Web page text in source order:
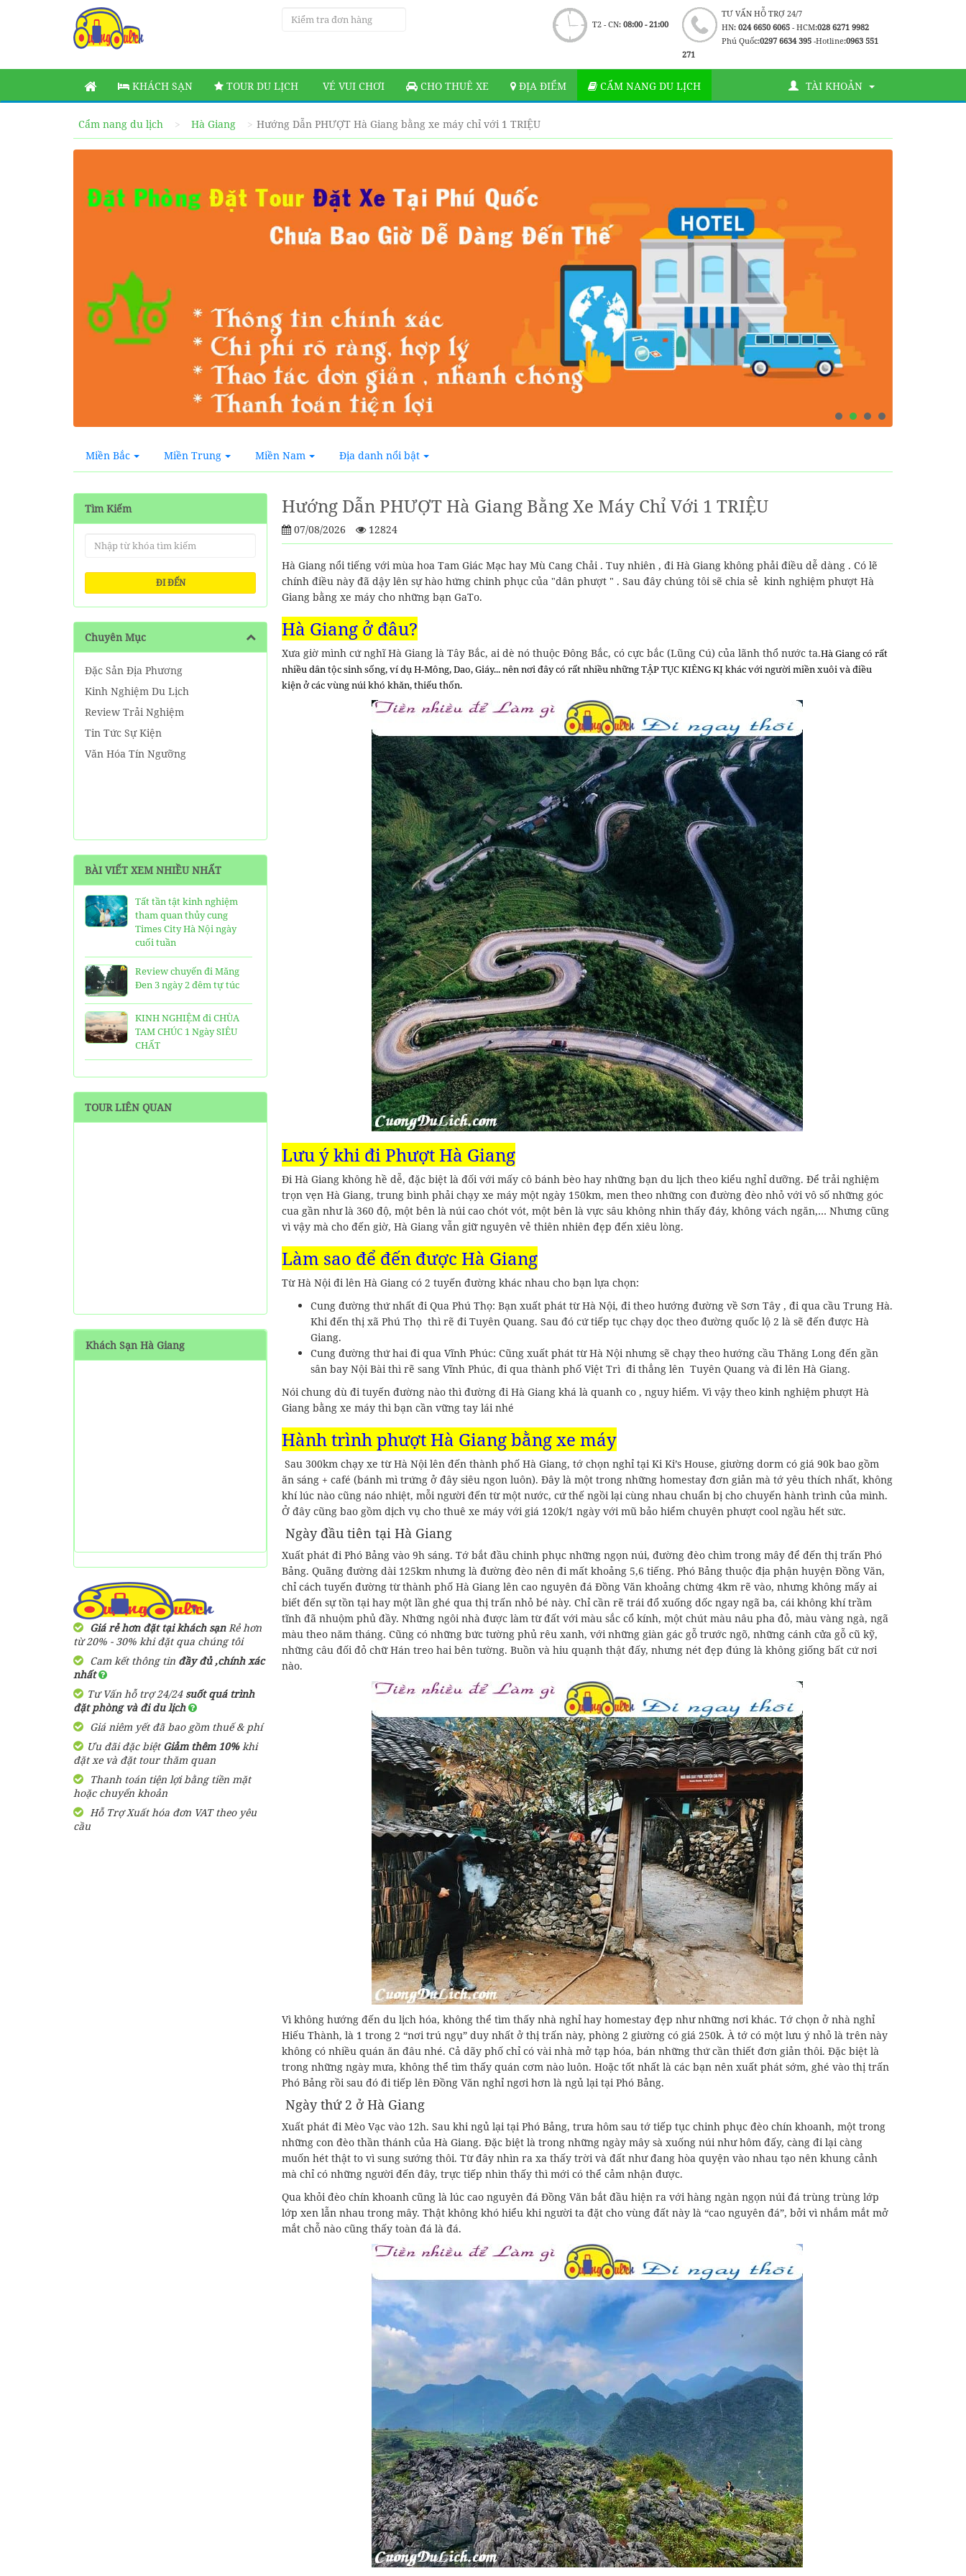
TƯ VẤN HỖ TRỢ 24/7
HN: 024 6650 6065- HCM:028 6271 9982
Phú Quốc:0297 6634 395 -Hotline:0963 551
271
T2 - CN: 08:00 - 21:00
KHÁCH SẠN TOUR DU LỊCH VÉ VUI CHƠI CHO THUÊ XE ĐỊA ĐIỂM CẨM NANG DU LỊCH TÀI KHOẢN
Cẩm nang du lịch Hà Giang Hướng Dẫn PHƯỢT Hà Giang bằng xe máy chỉ với 1 TRIỆU
Miền Bắc Miền Trung Miền Nam Địa danh nổi bật
Tìm Kiếm
ĐI ĐẾN
Chuyên Mục
Đặc Sản Địa Phương
Kinh Nghiệm Du Lịch
Review Trải Nghiệm
Tin Tức Sự Kiện
Văn Hóa Tín Ngưỡng
BÀI VIẾT XEM NHIỀU NHẤT
Tất tần tật kinh nghiệm
tham quan thủy cung
Times City Hà Nội ngày
cuối tuần
Review chuyến đi Măng
Đen 3 ngày 2 đêm tự túc
KINH NGHIỆM đi CHÙA
TAM CHÚC 1 Ngày SIÊU
CHẤT
25 Ngôi Chùa ở Sài Gòn
TOP 16 địa điểm du lịch
Măng Đen tự túc từ A-Z
HƯỚNG DẪN đi phượt Đảo
Thạnh An - Cần Giờ - Hồ
TOUR LIÊN QUAN
Khách Sạn Hà Giang
Giá rẻ hơn đặt tại khách sạnRẻ hơn
từ 20% - 30% khi đặt qua chúng tôi
Cam kết thông tin đầy đủ ,chính xác
nhất
Tư Vấn hỗ trợ 24/24 suốt quá trình
đặt phòng và đi du lịch
Giá niêm yết đã bao gồm thuế & phí
Ưu đãi đặc biệtGiảm thêm 10%khi
đặt xe và đặt tour thăm quan
Thanh toán tiện lợi bằng tiền mặt
hoặc chuyển khoản
Hỗ Trợ Xuất hóa đơn VAT theo yêu
cầu
Hướng Dẫn PHƯỢT Hà Giang Bằng Xe Máy Chỉ Với 1 TRIỆU
07/08/2026 12824
Hà Giang nổi tiếng với mùa hoa Tam Giác Mạc hay Mù Cang Chải . Tuy nhiên , đi Hà Giang không phải điều dễ dàng . Có lẽ
chính điều này đã dậy lên sự hào hứng chinh phục của "dân phượt " . Sau đây chúng tôi sẽ chia sẻ kinh nghiệm phượt Hà
Giang bằng xe máy cho những bạn GaTo.
Hà Giang ở đâu?
Xưa giờ mình cứ nghĩ Hà Giang là Tây Bắc, ai dè nó thuộc Đông Bắc, có cực bắc (Lũng Cú) của lãnh thổ nước ta.Hà Giang có rất
nhiều dân tộc sinh sống, ví dụ H-Mông, Dao, Giáy... nên nơi đây có rất nhiều những TẬP TỤC KIÊNG KỊ khác với người miền xuôi và điều
kiện ở các vùng núi khó khăn, thiếu thốn.
Lưu ý khi đi Phượt Hà Giang
Đi Hà Giang không hề dễ, đặc biệt là đối với mấy cô bánh bèo hay những bạn du lịch theo kiểu nghỉ dưỡng. Để trải nghiệm
trọn vẹn Hà Giang, trung bình phải chạy xe máy một ngày 150km, men theo những con đường đèo nhỏ với vô số những góc
cua gần như là 360 độ, một bên là núi cao chót vót, một bên là vực sâu không nhìn thấy đáy, không vách ngăn,… Nhưng cũng
vì vậy mà cho đến giờ, Hà Giang vẫn giữ nguyên vẻ thiên nhiên đẹp đến xiêu lòng.
Làm sao để đến được Hà Giang
Từ Hà Nội đi lên Hà Giang có 2 tuyến đường khác nhau cho bạn lựa chọn:
Cung đường thứ nhất đi Qua Phú Thọ: Bạn xuất phát từ Hà Nội, đi theo hướng đường về Sơn Tây , đi qua cầu Trung Hà.
Khi đến thị xã Phú Thọ thì rẽ đi Tuyên Quang. Sau đó cứ tiếp tục chạy dọc theo đường quốc lộ 2 là sẽ đến được Hà
Giang.
Cung đường thứ hai đi qua Vĩnh Phúc: Cũng xuất phát từ Hà Nội nhưng sẽ chạy theo hướng cầu Thăng Long đến gần
sân bay Nội Bài thì rẽ sang Vĩnh Phúc, đi qua thành phố Việt Trì đi thẳng lên Tuyên Quang và đi lên Hà Giang.
Nói chung dù đi tuyến đường nào thì đường đi Hà Giang khá là quanh co , nguy hiểm. Vì vậy theo kinh nghiệm phượt Hà
Giang bằng xe máy thì bạn cần vững tay lái nhé
Hành trình phượt Hà Giang bằng xe máy
Sau 300km chạy xe từ Hà Nội lên đến thành phố Hà Giang, tớ chọn nghỉ tại Ki Ki’s House, giường dorm có giá 90k bao gồm
ăn sáng + café (bánh mì trứng ở đây siêu ngon luôn). Đây là một trong những homestay đơn giản mà tớ yêu thích nhất, không
khí lúc nào cũng náo nhiệt, mỗi người đến từ một nước, cứ thế ngồi lại cùng nhau chuẩn bị cho chuyến hành trình của mình.
Ở đây cũng bao gồm dịch vụ cho thuê xe máy với giá 120k/1 ngày với mũ bảo hiểm chuyên phượt cool ngầu hết sức.
Ngày đầu tiên tại Hà Giang
Xuất phát đi Phó Bảng vào 9h sáng. Tớ bắt đầu chinh phục những ngọn núi, đường đèo chìm trong mây để đến thị trấn Phó
Bảng. Quãng đường dài 125km nhưng là đường đèo nên đi mất khoảng 5,6 tiếng. Phó Bảng thuộc địa phận huyện Đồng Văn,
chỉ cách tuyến đường từ thành phố Hà Giang lên cao nguyên đá Đồng Văn khoảng chừng 4km rẽ vào, nhưng không mấy ai
biết đến sự tồn tại hay một lần ghé qua thị trấn nhỏ bé này. Chỉ cần rẽ trái đổ xuống dốc ngay ngã ba, cái không khí trầm
tĩnh đã nhuộm phủ đầy. Những ngôi nhà được làm từ đất với màu sắc cổ kính, một chút màu nâu pha đỏ, màu vàng ngà, ngã
màu theo năm tháng. Cũng có những bức tường phủ rêu xanh, với những giàn gác gỗ trước ngõ, những cánh cửa gỗ cũ kỹ,
những câu đối đỏ chữ Hán treo hai bên tường. Buồn và hiu quạnh thật đấy, nhưng nét đẹp đúng là không giống bất cứ nơi
nào.
Vì không hướng đến du lịch hóa, không thể tìm thấy nhà nghỉ hay homestay đẹp như những nơi khác. Tớ chọn ở nhà nghỉ
Hiếu Thành, là 1 trong 2 “nơi trú ngụ” duy nhất ở thị trấn này, phòng 2 giường có giá 250k. À tớ có một lưu ý nhỏ là trên này
không có nhiều quán ăn đâu nhé. Cả dãy phố chỉ có vài nhà mở tạp hóa, bán những thứ cần thiết đơn giản thôi. Đặc biệt là
trong những ngày mưa, không thể tìm thấy quán cơm nào luôn. Hoặc tốt nhất là các bạn nên xuất phát sớm, ghé vào thị trấn
Phó Bảng rồi sau đó đi tiếp lên Đồng Văn nghỉ ngơi hơn là ngủ lại tại Phó Bảng.
Ngày thứ 2 ở Hà Giang
Xuất phát đi Mèo Vạc vào 12h. Sau khi ngủ lại tại Phó Bảng, trưa hôm sau tớ tiếp tục chinh phục đèo chín khoanh, một trong
những con đèo thần thánh của Hà Giang. Đặc biệt là trong những ngày mây sà xuống núi như hôm đấy, càng đi lại càng
muốn hét thật to vì sung sướng thôi. Từ đây nhìn ra xa thấy trời và đất như đang hòa quyện vào nhau tạo nên khung cảnh
mà chỉ có những người đến đây, trực tiếp nhìn thấy thì mới có thể cảm nhận được.
Qua khỏi đèo chín khoanh cũng là lúc cao nguyên đá Đồng Văn bắt đầu hiện ra với hàng ngàn ngọn núi đá trùng trùng lớp
lớp xen lẫn nhau trong mây. Thật không khó hiểu khi người ta đặt cho vùng đất này là “cao nguyên đá”, bởi vì nhắm mắt mở
mắt chỗ nào cũng thấy toàn đá là đá.